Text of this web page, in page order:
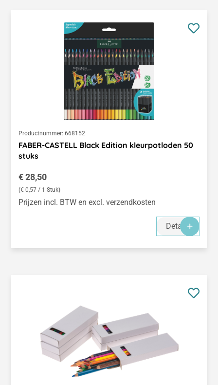
Productnummer: 668152
FABER-CASTELL Black Edition kleurpotloden 50
stuks
Normale prijs:
€ 28,50
(€ 0,57 / 1 Stuk)
Prijzen incl. BTW en excl. verzendkosten
Details